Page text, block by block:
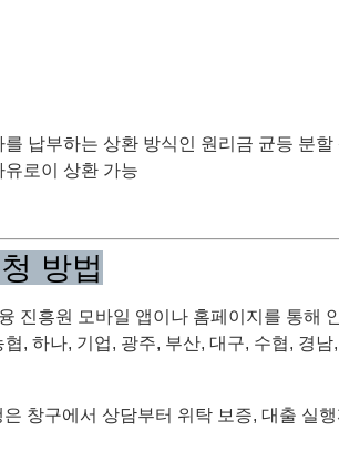
납부하는 상환 방식인 원리금 균등 분할
로이 상환 가능
방법
진흥원 모바일 앱이나 홈페이지를 통해
, 하나, 기업, 광주, 부산, 대구, 수협, 경
창구에서 상담부터 위탁 보증, 대출 실